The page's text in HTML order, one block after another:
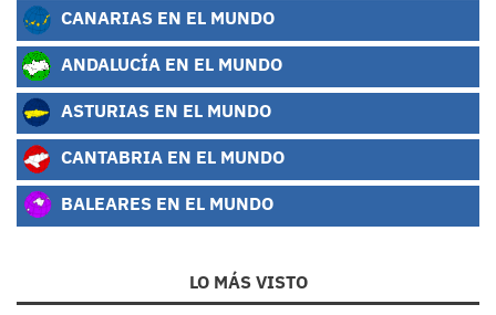
CANARIAS EN EL MUNDO
ANDALUCÍA EN EL MUNDO
ASTURIAS EN EL MUNDO
CANTABRIA EN EL MUNDO
BALEARES EN EL MUNDO
LO MÁS VISTO